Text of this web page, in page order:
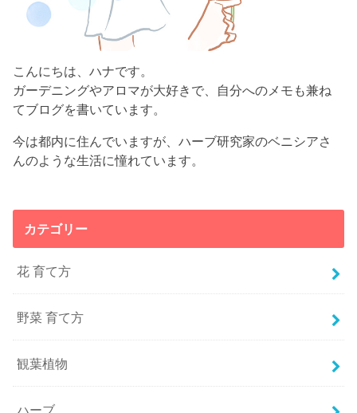
こんにちは、ハナです。
ガーデニングやアロマが大好きで、自分へのメモも兼ね
てブログを書いています。
今は都内に住んでいますが、ハーブ研究家のベニシアさ
んのような生活に憧れています。
カテゴリー
花 育て方
野菜 育て方
観葉植物
ハーブ